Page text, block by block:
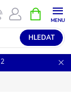
HLEDAT
NÁKUPNÍ
KOŠÍK